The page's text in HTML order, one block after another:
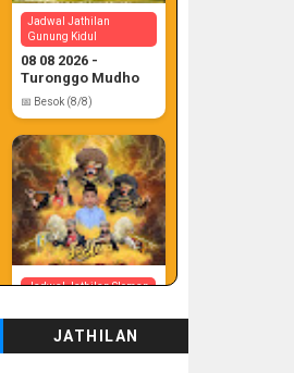
Jadwal Jathilan
Gunung Kidul
08 08 2026 -
Turonggo Mudho
📅 Besok (8/8)
Jadwal Jathilan Sleman
Turonggo Mudho
Budoyo
📅 Besok (8/8)
JATHILAN